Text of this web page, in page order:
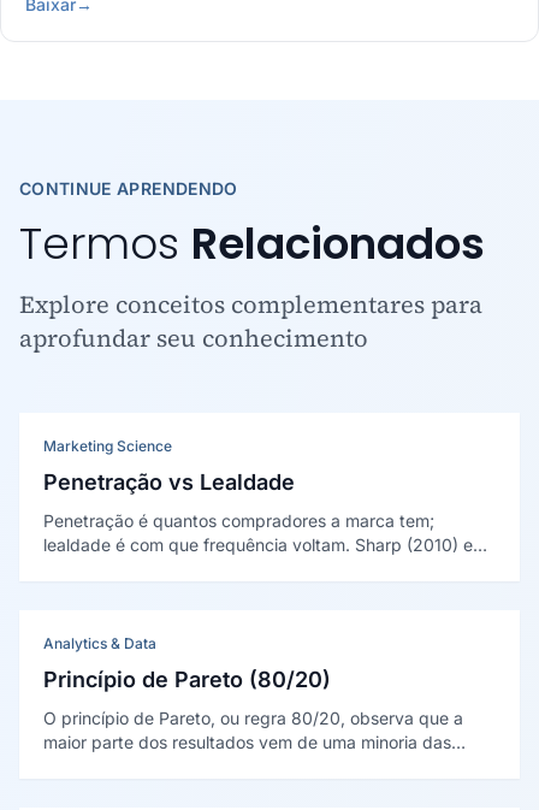
Baixar→
CONTINUE APRENDENDO
Termos Relacionados
Explore conceitos complementares para
aprofundar seu conhecimento
Marketing Science
Penetração vs Lealdade
Penetração é quantos compradores a marca tem;
lealdade é com que frequência voltam. Sharp (2010) e
Analytics & Data
Princípio de Pareto (80/20)
O princípio de Pareto, ou regra 80/20, observa que a
maior parte dos resultados vem de uma minoria das